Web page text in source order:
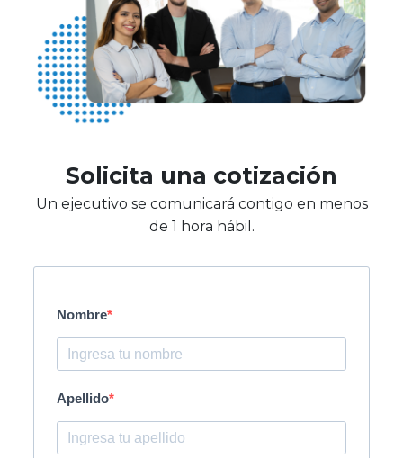
Solicita una cotización
Un ejecutivo se comunicará contigo en menos
de 1 hora hábil.
Nombre
Apellido